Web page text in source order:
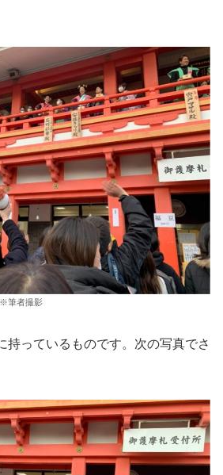
筆者撮影
持っているものです。次の写真でさ